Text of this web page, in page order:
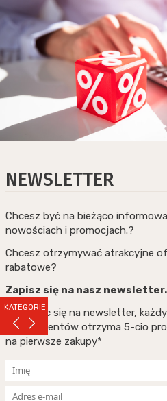
KATEGORIE
NEWSLETTER
Chcesz być na bieżąco
nowościach i promocjach.?
Chcesz otrzymywać atrakcyjne
rabatowe?
Zapisz się na nasz newsletter.
Zapisując się na newsletter,
subskrybentów otrzyma 5-cio
na pierwsze zakupy*